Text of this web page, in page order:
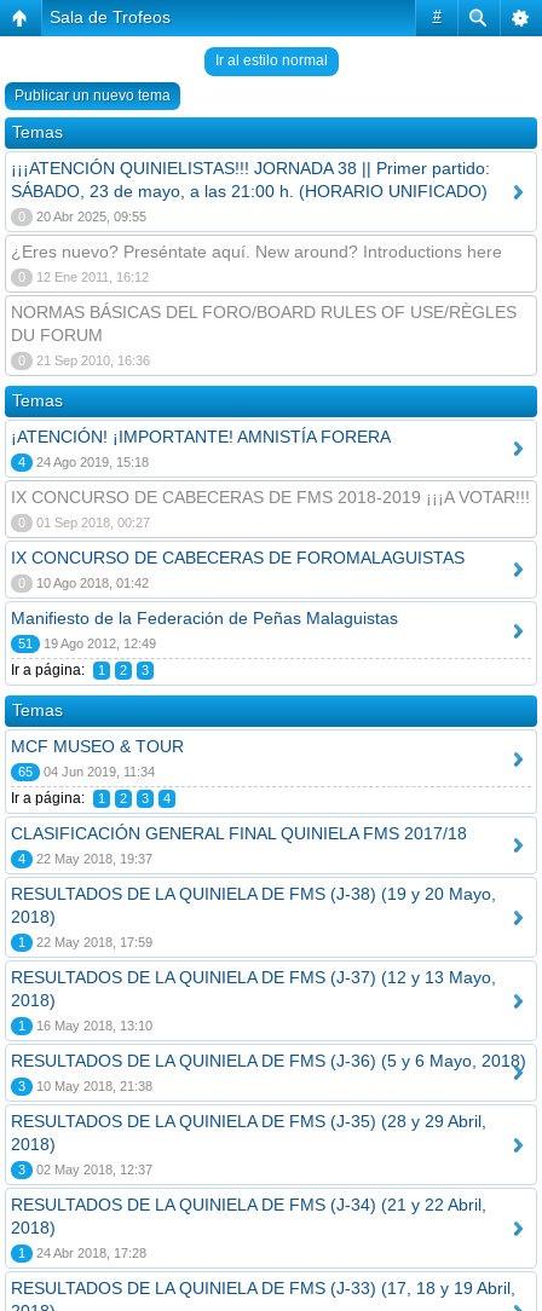
#
Sala de Trofeos
Ir al estilo normal
Publicar un nuevo tema
Temas
¡¡¡ATENCIÓN QUINIELISTAS!!! JORNADA 38 || Primer partido:
SÁBADO, 23 de mayo, a las 21:00 h. (HORARIO UNIFICADO)
0 20 Abr 2025, 09:55
¿Eres nuevo? Preséntate aquí. New around? Introductions here
0 12 Ene 2011, 16:12
NORMAS BÁSICAS DEL FORO/BOARD RULES OF USE/RÈGLES
DU FORUM
0 21 Sep 2010, 16:36
Temas
¡ATENCIÓN! ¡IMPORTANTE! AMNISTÍA FORERA
4 24 Ago 2019, 15:18
IX CONCURSO DE CABECERAS DE FMS 2018-2019 ¡¡¡A VOTAR!!!
0 01 Sep 2018, 00:27
IX CONCURSO DE CABECERAS DE FOROMALAGUISTAS
0 10 Ago 2018, 01:42
Manifiesto de la Federación de Peñas Malaguistas
51 19 Ago 2012, 12:49
Ir a página: 1 2 3
Temas
MCF MUSEO & TOUR
65 04 Jun 2019, 11:34
Ir a página: 1 2 3 4
CLASIFICACIÓN GENERAL FINAL QUINIELA FMS 2017/18
4 22 May 2018, 19:37
RESULTADOS DE LA QUINIELA DE FMS (J-38) (19 y 20 Mayo,
2018)
1 22 May 2018, 17:59
RESULTADOS DE LA QUINIELA DE FMS (J-37) (12 y 13 Mayo,
2018)
1 16 May 2018, 13:10
RESULTADOS DE LA QUINIELA DE FMS (J-36) (5 y 6 Mayo, 2018)
3 10 May 2018, 21:38
RESULTADOS DE LA QUINIELA DE FMS (J-35) (28 y 29 Abril,
2018)
3 02 May 2018, 12:37
RESULTADOS DE LA QUINIELA DE FMS (J-34) (21 y 22 Abril,
2018)
1 24 Abr 2018, 17:28
RESULTADOS DE LA QUINIELA DE FMS (J-33) (17, 18 y 19 Abril,